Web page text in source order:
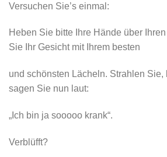
Versuchen Sie’s einmal:
Heben Sie bitte Ihre Hände über
Sie Ihr Gesicht mit Ihrem besten
und schönsten Lächeln. Strahlen Sie,
sagen Sie nun laut:
„Ich bin ja sooooo krank“.
Verblüfft?